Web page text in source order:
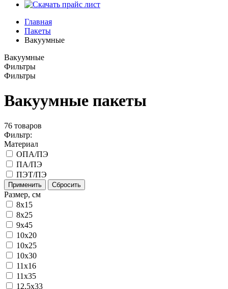
Главная
Пакеты
Вакуумные
Вакуумные
Фильтры
Фильтры
Вакуумные пакеты
76 товаров
Фильтр:
Материал
ОПА/ПЭ
ПА/ПЭ
ПЭТ/ПЭ
Применить Сбросить
Размер, см
8x15
8х25
9х45
10x20
10x25
10x30
11x16
11х35
12,5х33